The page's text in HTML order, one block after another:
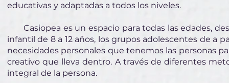
educativas y adaptadas a todos los niveles.
Casiopea es un espacio para todas las edades,
infantil de 8 a 12 años, los grupos adolescentes de a
necesidades personales que tenemos las personas
creativo que lleva dentro. A través de diferentes
integral de la persona.